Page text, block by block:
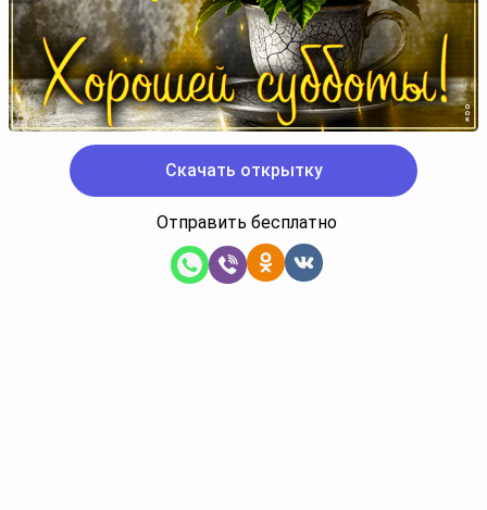
Скачать открытку
Отправить бесплатно